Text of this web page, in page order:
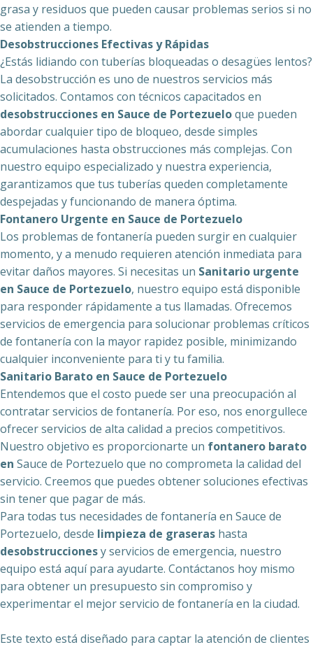
grasa y residuos que pueden causar problemas serios si no
se atienden a tiempo.
Desobstrucciones Efectivas y Rápidas
¿Estás lidiando con tuberías bloqueadas o desagües lentos?
La desobstrucción es uno de nuestros servicios más
solicitados. Contamos con técnicos capacitados en
desobstrucciones en Sauce de Portezueloque pueden
abordar cualquier tipo de bloqueo, desde simples
acumulaciones hasta obstrucciones más complejas. Con
nuestro equipo especializado y nuestra experiencia,
garantizamos que tus tuberías queden completamente
despejadas y funcionando de manera óptima.
Fontanero Urgente en Sauce de Portezuelo
Los problemas de fontanería pueden surgir en cualquier
momento, y a menudo requieren atención inmediata para
evitar daños mayores. Si necesitas un Sanitario urgente
en Sauce de Portezuelo, nuestro equipo está disponible
para responder rápidamente a tus llamadas. Ofrecemos
servicios de emergencia para solucionar problemas críticos
de fontanería con la mayor rapidez posible, minimizando
cualquier inconveniente para ti y tu familia.
Sanitario Barato en Sauce de Portezuelo
Entendemos que el costo puede ser una preocupación al
contratar servicios de fontanería. Por eso, nos enorgullece
ofrecer servicios de alta calidad a precios competitivos.
Nuestro objetivo es proporcionarte un fontanero barato
en Sauce de Portezuelo que no comprometa la calidad del
servicio. Creemos que puedes obtener soluciones efectivas
sin tener que pagar de más.
Para todas tus necesidades de fontanería en Sauce de
Portezuelo, desde limpieza de graseras hasta
desobstruccionesy servicios de emergencia, nuestro
equipo está aquí para ayudarte. Contáctanos hoy mismo
para obtener un presupuesto sin compromiso y
experimentar el mejor servicio de fontanería en la ciudad.
Este texto está diseñado para captar la atención de clientes